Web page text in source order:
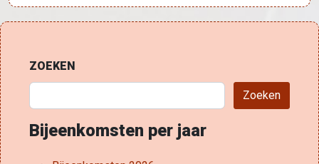
ZOEKEN
Zoeken
Bijeenkomsten per jaar